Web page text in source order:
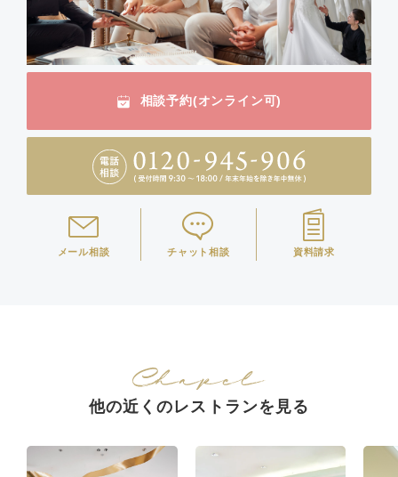
相談予約(オンライン可)
メール相談 チャット相談 資料請求
他の近くのレストランを見る